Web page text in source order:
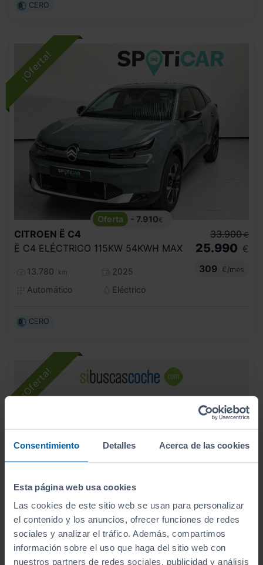
Consentimiento Detalles Acerca de las cookies
Esta página web usa cookies
Las cookies de este sitio web se usan para personalizar
el contenido y los anuncios, ofrecer funciones de redes
sociales y analizar el tráfico. Además, compartimos
información sobre el uso que haga del sitio web con
nuestros partners de redes sociales, publicidad y análisis
CERO
- 7.910€
CITROEN Ë C4
Ë C4 ELÉCTRICO 115KW 54KWH MAX
13.780 km
2025
Automático
Eléctrico
33.900 €
25.990 €
309
€/mes
CERO
- 5.510€
OPEL ASTRA PHEV
30.500